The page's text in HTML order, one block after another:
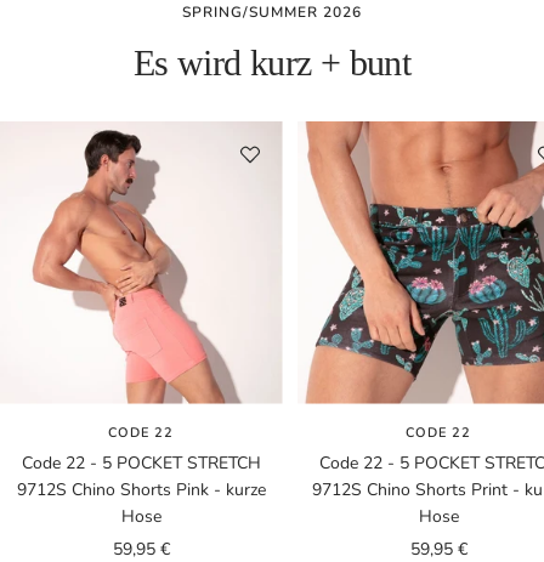
SPRING/SUMMER 2026
Es wird kurz + bunt
CODE 22
Code 22 - 5 POCKET STRETCH
9712S Chino Shorts Pink - kurze
Hose
Angebotspreis
59,95 €
CODE 22
Code 22 - 5 POCKET
9712S Chino Shorts Print -
Hose
Angebotspreis
59,95 €